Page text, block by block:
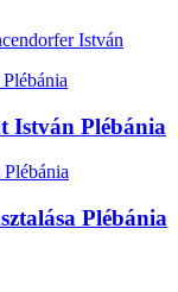
István
István Plébánia
Plébánia